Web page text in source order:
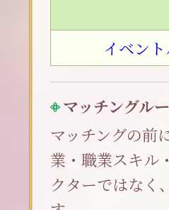
イベン
マッチングル
マッチングの前
業・職業スキル
クターではなく